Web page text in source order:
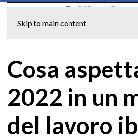
Skip to main content
Cosa
2022 in un
del lavoro